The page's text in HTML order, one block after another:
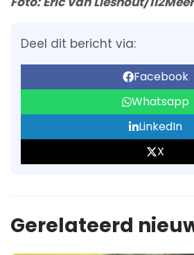
Deel dit bericht via:
Facebook
Whatsapp
LinkedIn
X
Gerelateerd